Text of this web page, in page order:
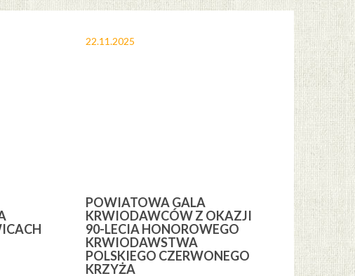
22.11.2025
POWIATOWA GALA
KRWIODAWCÓW Z OKAZJI
90-LECIA HONOROWEGO
KRWIODAWSTWA
POLSKIEGO CZERWONEGO
KRZYŻA
12.11.2025
OBCHODY
ŚWIĘTA
GMINIE